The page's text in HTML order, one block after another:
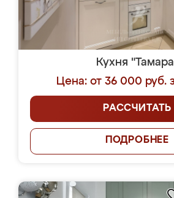
Кухня
Цена: от 36 000 руб.
РАССЧИТАТЬ
ПОДРОБНЕЕ